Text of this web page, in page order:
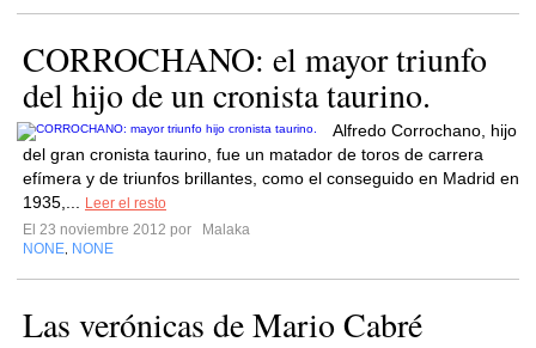
CORROCHANO: el mayor triunfo
del hijo de un cronista taurino.
Alfredo Corrochano, hijo
del gran cronista taurino, fue un matador de toros de carrera
efímera y de triunfos brillantes, como el conseguido en Madrid en
1935,...
Leer el resto
El 23 noviembre 2012 por
Malaka
NONE NONE
Las verónicas de Mario Cabré